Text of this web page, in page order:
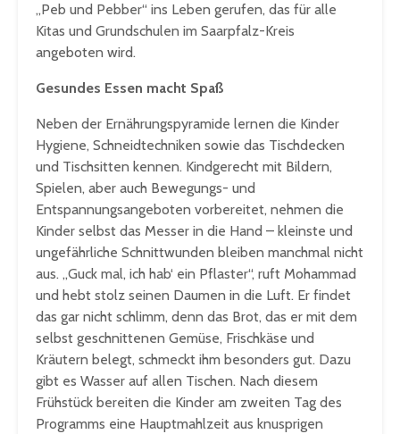
„Peb und Pebber“ ins Leben gerufen, das für alle
Kitas und Grundschulen im Saarpfalz-Kreis
angeboten wird.
Gesundes Essen macht Spaß
Neben der Ernährungspyramide lernen die Kinder
Hygiene, Schneidtechniken sowie das Tischdecken
und Tischsitten kennen. Kindgerecht mit Bildern,
Spielen, aber auch Bewegungs- und
Entspannungsangeboten vorbereitet, nehmen die
Kinder selbst das Messer in die Hand – kleinste und
ungefährliche Schnittwunden bleiben manchmal nicht
aus. „Guck mal, ich hab‘ ein Pflaster“, ruft Mohammad
und hebt stolz seinen Daumen in die Luft. Er findet
das gar nicht schlimm, denn das Brot, das er mit dem
selbst geschnittenen Gemüse, Frischkäse und
Kräutern belegt, schmeckt ihm besonders gut. Dazu
gibt es Wasser auf allen Tischen. Nach diesem
Frühstück bereiten die Kinder am zweiten Tag des
Programms eine Hauptmahlzeit aus knusprigen